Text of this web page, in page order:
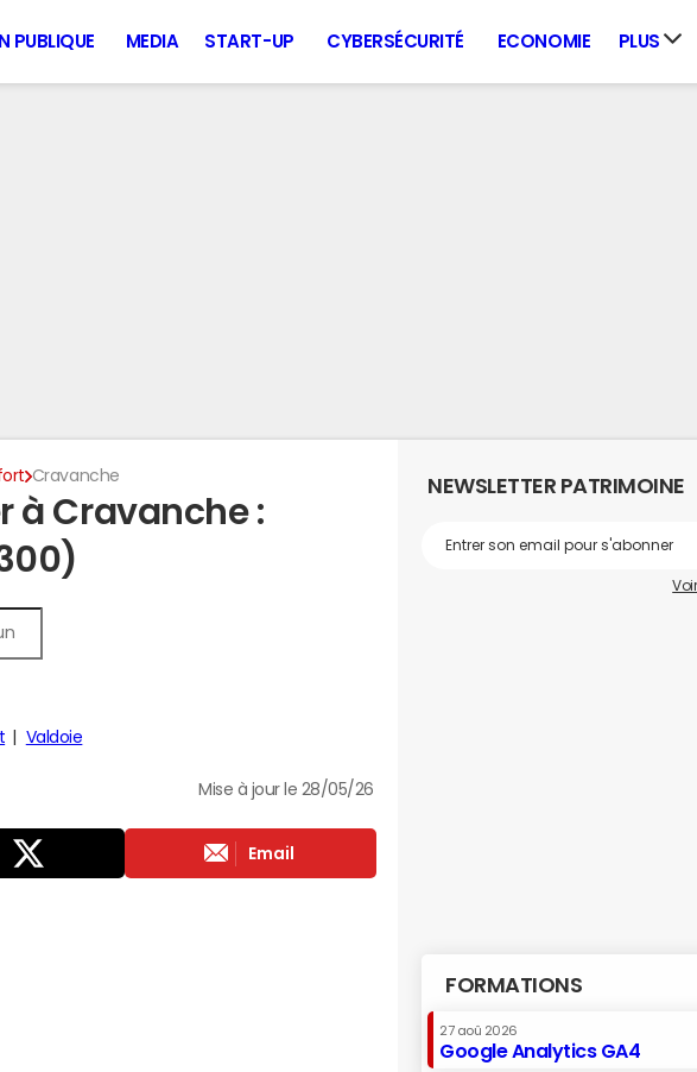
PUBLIQUE MEDIA START-UP CYBERSÉCURITÉ ECONOMIE PLUS
Cravanche
à Cravanche :
Valdoie
Mise à jour le 28/05/26
Email
NEWSLETTER PATRIMOINE
FORMATIONS
27 aoû 2026
Google Analytics GA4